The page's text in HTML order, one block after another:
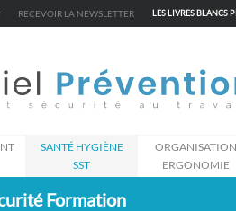
RECEVOIR LA NEWSLETTER LES LIVRES BLANCS
SANTÉ HYGIÈNE
SST
ORGANISATION
ERGONOMIE
Formation